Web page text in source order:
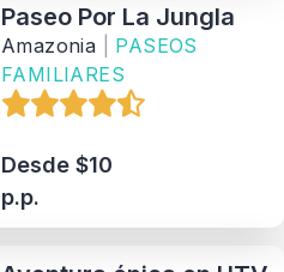
Paseo Por La Jungla
Amazonia
PASEOS
FAMILIARES
Desde $10
p.p.